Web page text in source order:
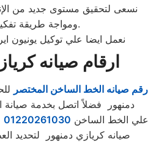
نسعى لتحقيق مستوى جديد من
ومواجة طريقة تفكيرنا دائمًا.
نعمل ايضا علي توكيل يونيون
ارقام صيانه
رقم صيانه الخط الساخن المختصر
دمنهور فضلاً اتصل بخدمة صيانة
علي الخط الساخن 01220261030
صيانه كريازي دمنهور لتحديد